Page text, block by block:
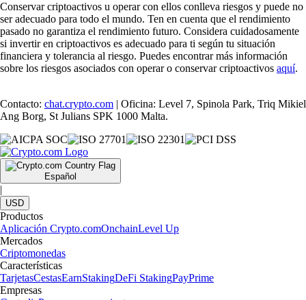
Conservar criptoactivos u operar con ellos conlleva riesgos y puede no
ser adecuado para todo el mundo. Ten en cuenta que el rendimiento
pasado no garantiza el rendimiento futuro. Considera cuidadosamente
si invertir en criptoactivos es adecuado para ti según tu situación
financiera y tolerancia al riesgo. Puedes encontrar más información
sobre los riesgos asociados con operar o conservar criptoactivos aquí.
Contacto: chat.crypto.com | Oficina: Level 7, Spinola Park, Triq Mikiel
Ang Borg, St Julians SPK 1000 Malta.
Español
|
USD
Productos
Aplicación Crypto.comOnchainLevel Up
Mercados
Criptomonedas
Características
TarjetasCestasEarnStakingDeFi StakingPayPrime
Empresas